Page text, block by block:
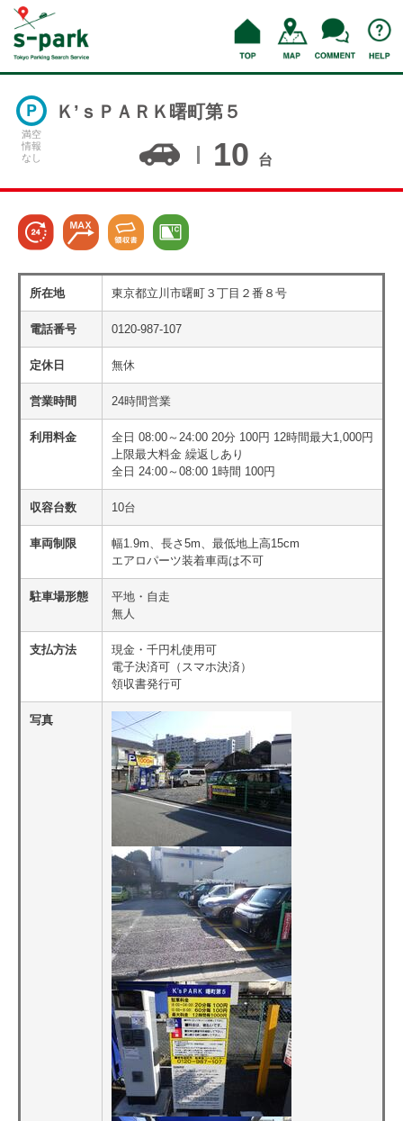
満空
情報
なし
Ｋ’ｓＰＡＲＫ曙町第５
10 台
所在地 東京都立川市曙町３丁目２番８号
電話番号 0120-987-107
定休日 無休
営業時間 24時間営業
利用料金
全日 08:00～24:00 20分 100円 12時間最大1,000円
上限最大料金 繰返しあり
全日 24:00～08:00 1時間 100円
収容台数 10台
車両制限
幅1.9m、長さ5m、最低地上高15cm
エアロパーツ装着車両は不可
駐車場形態
平地・自走
無人
支払方法
現金・千円札使用可
電子決済可（スマホ決済）
領収書発行可
写真